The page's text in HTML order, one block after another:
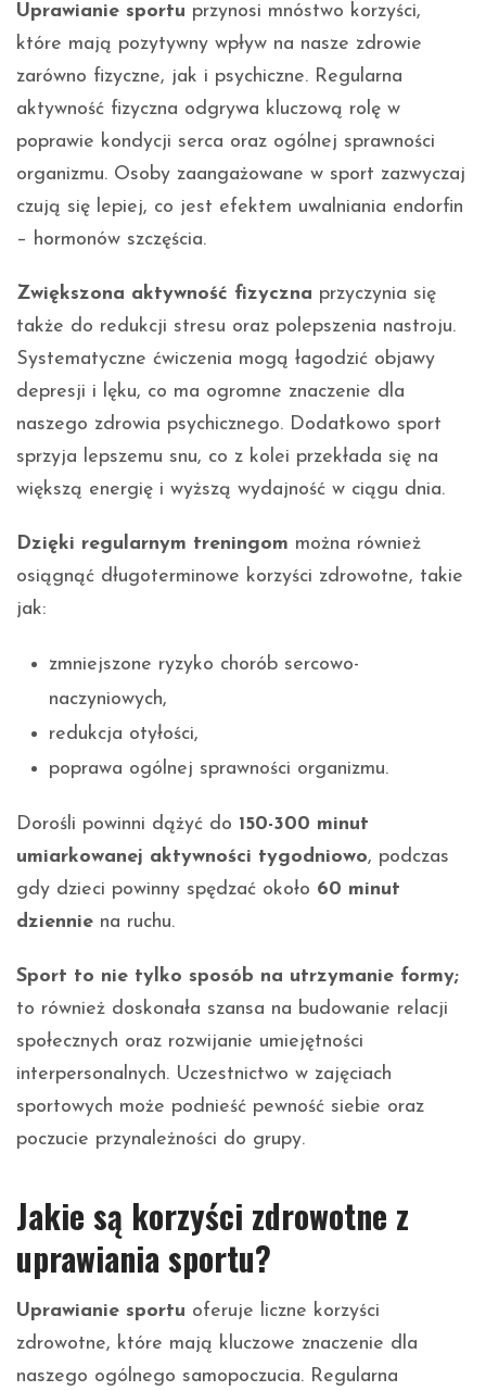
Uprawianie sportu przynosi mnóstwo korzyści,
które mają pozytywny wpływ na nasze zdrowie
zarówno fizyczne, jak i psychiczne. Regularna
aktywność fizyczna odgrywa kluczową rolę w
poprawie kondycji serca oraz ogólnej sprawności
organizmu. Osoby zaangażowane w sport zazwyczaj
czują się lepiej, co jest efektem uwalniania endorfin
– hormonów szczęścia.
Zwiększona aktywność fizyczna przyczynia się
także do redukcji stresu oraz polepszenia nastroju.
Systematyczne ćwiczenia mogą łagodzić objawy
depresji i lęku, co ma ogromne znaczenie dla
naszego zdrowia psychicznego. Dodatkowo sport
sprzyja lepszemu snu, co z kolei przekłada się na
większą energię i wyższą wydajność w ciągu dnia.
Dzięki regularnym treningom można również
osiągnąć długoterminowe korzyści zdrowotne, takie
jak:
zmniejszone ryzyko chorób sercowo-
naczyniowych,
redukcja otyłości,
poprawa ogólnej sprawności organizmu.
Dorośli powinni dążyć do 150-300 minut
umiarkowanej aktywności tygodniowo, podczas
gdy dzieci powinny spędzać około 60 minut
dziennie na ruchu.
Sport to nie tylko sposób na utrzymanie formy;
to również doskonała szansa na budowanie relacji
społecznych oraz rozwijanie umiejętności
interpersonalnych. Uczestnictwo w zajęciach
sportowych może podnieść pewność siebie oraz
poczucie przynależności do grupy.
Jakie są korzyści zdrowotne z
uprawiania sportu?
Uprawianie sportu oferuje liczne korzyści
zdrowotne, które mają kluczowe znaczenie dla
naszego ogólnego samopoczucia. Regularna